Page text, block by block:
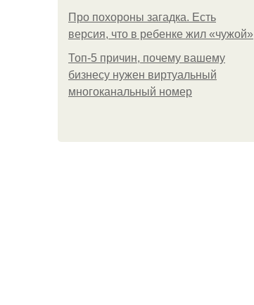
Про похороны загадка. Есть
версия, что в ребенке жил «чужой»
Топ-5 причин, почему вашему
бизнесу нужен виртуальный
многоканальный номер